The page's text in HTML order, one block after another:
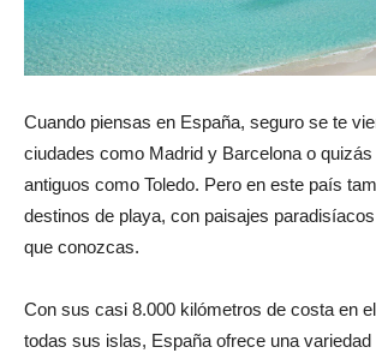
Cuando piensas en España, seguro se te
ciudades como Madrid y Barcelona o
antiguos como Toledo. Pero en este país
destinos de playa, con paisajes
que conozcas.
Con sus casi 8.000 kilómetros de costa en
todas sus islas, España ofrece una